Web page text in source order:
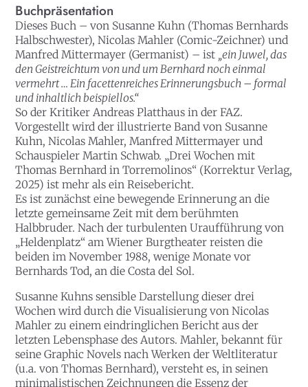
Buchpräsentation
Dieses Buch – von Susanne Kuhn (Thomas Bernhards
Halbschwester), Nicolas Mahler (Comic-Zeichner) und
Manfred Mittermayer (Germanist) – ist „ein Juwel, das
den Geistreichtum von und um Bernhard noch einmal
vermehrt … Ein facettenreiches Erinnerungsbuch – formal
und inhaltlich beispiellos.“
So der Kritiker Andreas Platthaus in der FAZ.
Vorgestellt wird der illustrierte Band von Susanne
Kuhn, Nicolas Mahler, Manfred Mittermayer und
Schauspieler Martin Schwab. „Drei Wochen mit
Thomas Bernhard in Torremolinos“ (Korrektur Verlag,
2025) ist mehr als ein Reisebericht.
Es ist zunächst eine bewegende Erinnerung an die
letzte gemeinsame Zeit mit dem berühmten
Halbbruder. Nach der turbulenten Uraufführung von
„Heldenplatz“ am Wiener Burgtheater reisten die
beiden im November 1988, wenige Monate vor
Bernhards Tod, an die Costa del Sol.
Susanne Kuhns sensible Darstellung dieser drei
Wochen wird durch die Visualisierung von Nicolas
Mahler zu einem eindringlichen Bericht aus der
letzten Lebensphase des Autors. Mahler, bekannt für
seine Graphic Novels nach Werken der Weltliteratur
(u.a. von Thomas Bernhard), versteht es, in seinen
minimalistischen Zeichnungen die Essenz der